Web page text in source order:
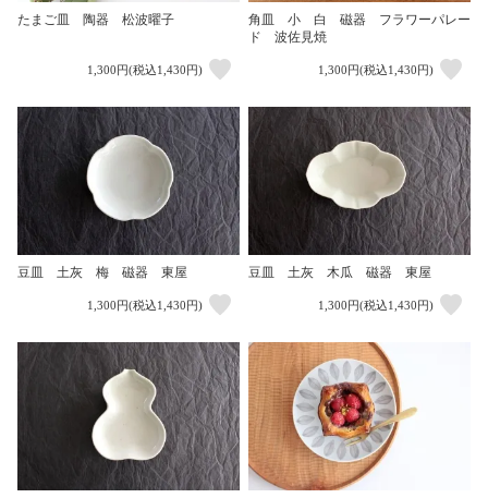
たまご皿 陶器 松波曜子
1,300円(税込1,430円)
角皿 小 白 磁器 フラワーパレー
ド 波佐見焼
1,300円(税込1,430円)
豆皿 土灰 梅 磁器 東屋
1,300円(税込1,430円)
豆皿 土灰 木瓜 磁器 東屋
1,300円(税込1,430円)